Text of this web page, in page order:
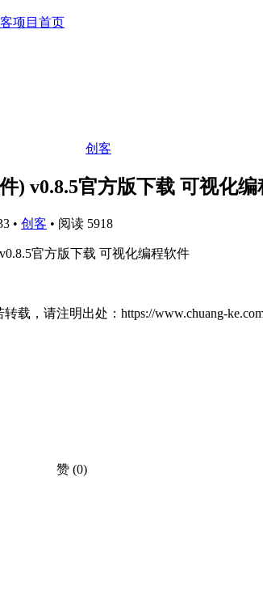
项目 首页
创客
) v0.8.5官方版下载 可视化编
• 创客 • 阅读 5918
载，请注明出处：https://www.chuang-
赞 (0)